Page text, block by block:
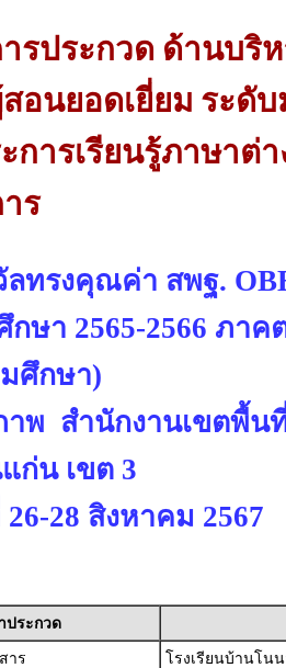
รประกวด ด้านบริ
อนยอดเยี่ยม ระดั
การเรียนรู้ภาษาต่
ร
ลทรงคุณค่า สพฐ.
กษา 2565-2566 ภาค
ศึกษา)
าพ สำนักงานเขตพื้น
ก่น เขต 3
28 สิงหาคม 2567
ประกวด
าร โรงเรียนบ้านโน